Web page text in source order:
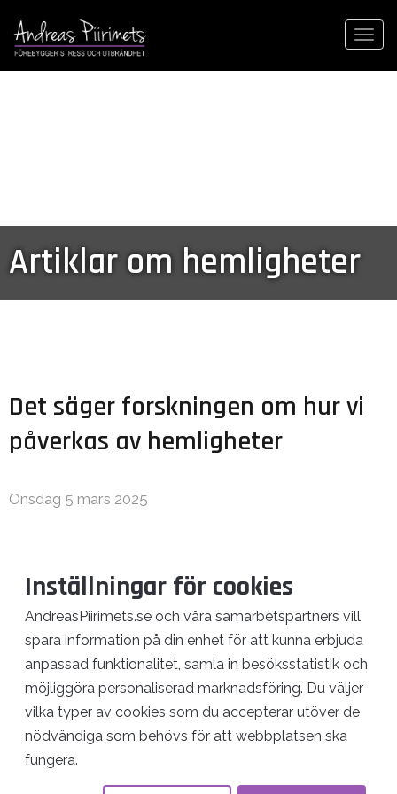
Artiklar om hemligheter
Det säger forskningen om hur vi
påverkas av hemligheter
Onsdag 5 mars 2025
sämre. Dock handlar det inte bara om den stress
som uppstår just när de ska döljas.
Läs mer >
Inställningar för cookies
AndreasPiirimets.se och våra samarbetspartners vill
spara information på din enhet för att kunna erbjuda
anpassad funktionalitet, samla in besöksstatistik och
möjliggöra personaliserad marknadsföring. Du väljer
vilka typer av cookies som du accepterar utöver de
nödvändiga som behövs för att webbplatsen ska
fungera.